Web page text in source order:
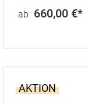
ab 660,00 €*
AKTION